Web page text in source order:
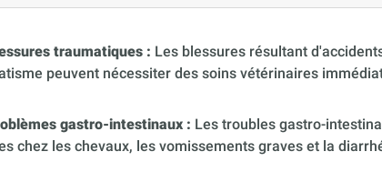
traumatiques : Les blessures résultant
peuvent nécessiter des soins vétérinaires
gastro-intestinaux : Les troubles gastro-
chez les chevaux, les vomissements graves et la